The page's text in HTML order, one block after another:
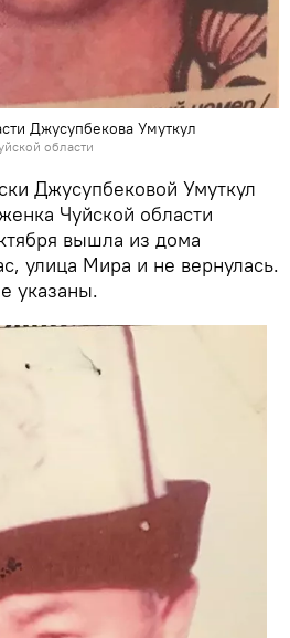
Джусупбекова Умуткул
области
Джусупбековой Умуткул
Чуйской области
вышла из дома
улица Мира и не вернулась.
указаны.